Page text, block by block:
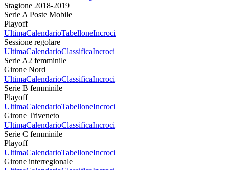
Stagione 2018-2019
Serie A Poste Mobile
Playoff
UltimaCalendarioTabelloneIncroci
Sessione regolare
UltimaCalendarioClassificaIncroci
Serie A2 femminile
Girone Nord
UltimaCalendarioClassificaIncroci
Serie B femminile
Playoff
UltimaCalendarioTabelloneIncroci
Girone Triveneto
UltimaCalendarioClassificaIncroci
Serie C femminile
Playoff
UltimaCalendarioTabelloneIncroci
Girone interregionale